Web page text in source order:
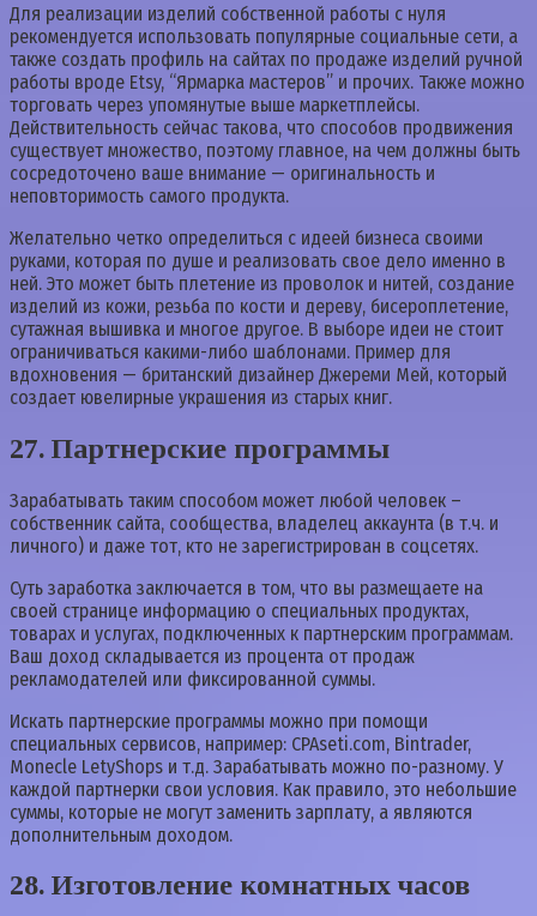
Для реализации изделий собственной работы с нуля
рекомендуется использовать популярные социальные сети, а
также создать профиль на сайтах по продаже изделий ручной
работы вроде Etsy, “Ярмарка мастеров” и прочих. Также можно
торговать через упомянутые выше маркетплейсы.
Действительность сейчас такова, что способов продвижения
существует множество, поэтому главное, на чем должны быть
сосредоточено ваше внимание — оригинальность и
неповторимость самого продукта.
Желательно четко определиться с идеей бизнеса своими
руками, которая по душе и реализовать свое дело именно в
ней. Это может быть плетение из проволок и нитей, создание
изделий из кожи, резьба по кости и дереву, бисероплетение,
сутажная вышивка и многое другое. В выборе идеи не стоит
ограничиваться какими-либо шаблонами. Пример для
вдохновения — британский дизайнер Джереми Мей, который
создает ювелирные украшения из старых книг.
27. Партнерские программы
Зарабатывать таким способом может любой человек –
собственник сайта, сообщества, владелец аккаунта (в т.ч. и
личного) и даже тот, кто не зарегистрирован в соцсетях.
Суть заработка заключается в том, что вы размещаете на
своей странице информацию о специальных продуктах,
товарах и услугах, подключенных к партнерским программам.
Ваш доход складывается из процента от продаж
рекламодателей или фиксированной суммы.
Искать партнерские программы можно при помощи
специальных сервисов, например: CPAseti.com, Bintrader,
Monecle LetyShops и т.д. Зарабатывать можно по-разному. У
каждой партнерки свои условия. Как правило, это небольшие
суммы, которые не могут заменить зарплату, а являются
дополнительным доходом.
28. Изготовление комнатных часов